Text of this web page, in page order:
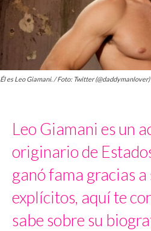
Él es Leo Giamani. / Foto: Twitter (@daddymanlover)
Leo Giamani es un
originario de
ganó fama gracias a
explícitos, aquí te
sabe sobre su